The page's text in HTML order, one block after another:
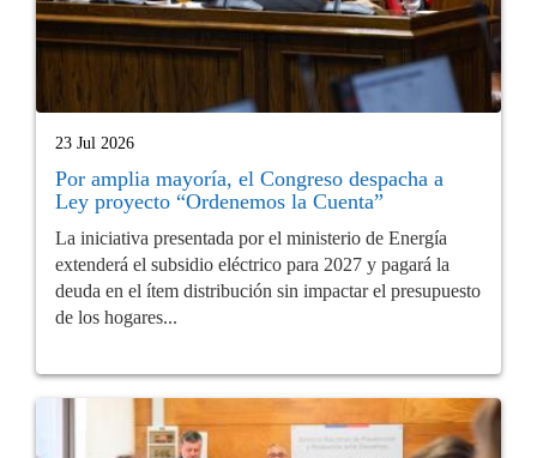
23 Jul 2026
Por amplia mayoría, el Congreso despacha a
Ley proyecto “Ordenemos la Cuenta”
La iniciativa presentada por el ministerio de Energía
extenderá el subsidio eléctrico para 2027 y pagará la
deuda en el ítem distribución sin impactar el presupuesto
de los hogares...